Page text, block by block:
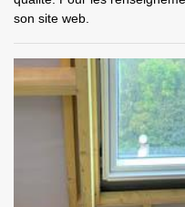
son site web.